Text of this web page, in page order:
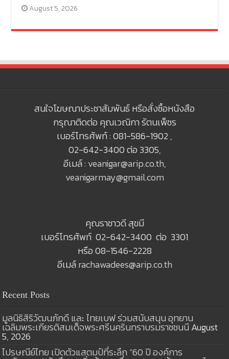
August 5, 2026
สนใจโฆษณาประชาสัมพันธ์ หรือสั่งซื้อหนังสือ
กรุณาติดต่อ คุณเวณิกา รัตนเพ็ชร
เบอร์โทรศัพท์ : 081-586-1902 ,
02-642-3400 ต่อ 3305,
อีเมล์ : veanigar@arip.co.th,
veanigarmay@gmail.com
คุณราชาวดี สุขมี
เบอร์โทรศัพท์ 02-642-3400 ต่อ 3301
หรือ 08-1546-2228
อีเมล์rachawadees@arip.co.th
Recent Posts
มูลนิธิสิริวัฒนภักดี และ ไทยเบฟ ร่วมสนับสนุน อุทยาน
เฉลิมพระเกียรติสมเด็จพระศรีนครินทราบรมราชชนนี August
5, 2026
ไปรษณีย์ไทย เปิดตัวแสตมป์ที่ระลึก “60 ปี องค์การ